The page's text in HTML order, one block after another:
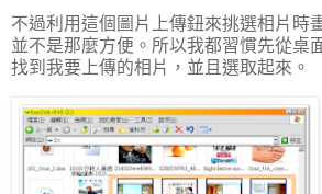
不過利用這個圖片上傳鈕來挑選相片時
並不是那麼方便。所以我都習慣先從桌
找到我要上傳的相片，並且選取起來。